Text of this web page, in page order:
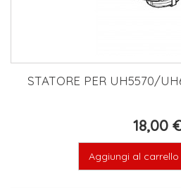
STATORE PER UH5570/
18,00
Aggiungi al carrello